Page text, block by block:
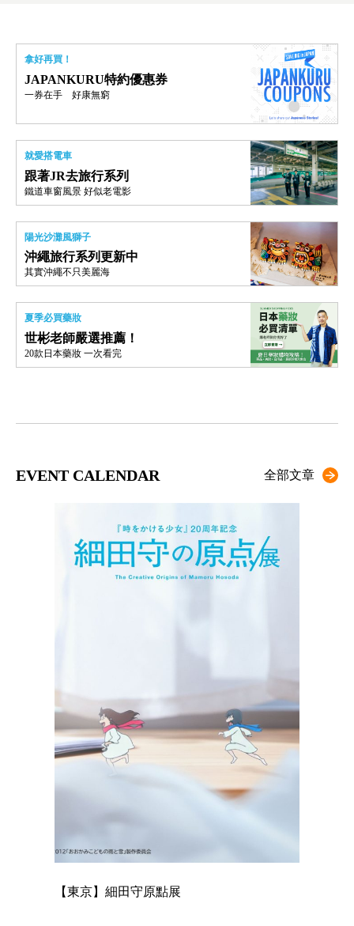
拿好再買！
JAPANKURU特約優惠券
一券在手 好康無窮
就愛搭電車
跟著JR去旅行系列
鐵道車窗風景 好似老電影
陽光沙灘風獅子
沖繩旅行系列更新中
其實沖繩不只美麗海
夏季必買藥妝
世彬老師嚴選推薦！
20款日本藥妝 一次看完
EVENT CALENDAR 全部文章
【東京】細田守原點展